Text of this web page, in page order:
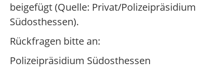
beigefügt (Quelle: Privat/Polizeipräsidium
Südosthessen).
Rückfragen bitte an:
Polizeipräsidium Südosthessen